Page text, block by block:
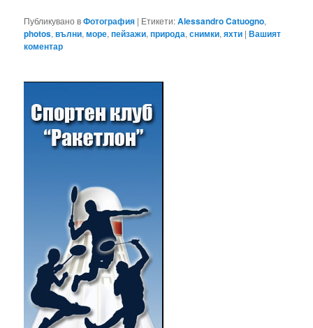
Публикувано вФотография | Етикети:Alessandro Catuogno,
photos,вълни,море,пейзажи,природа,снимки,яхти |Вашият
коментар